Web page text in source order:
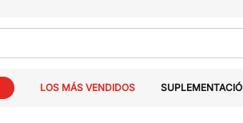
LOS MÁS VENDIDOS